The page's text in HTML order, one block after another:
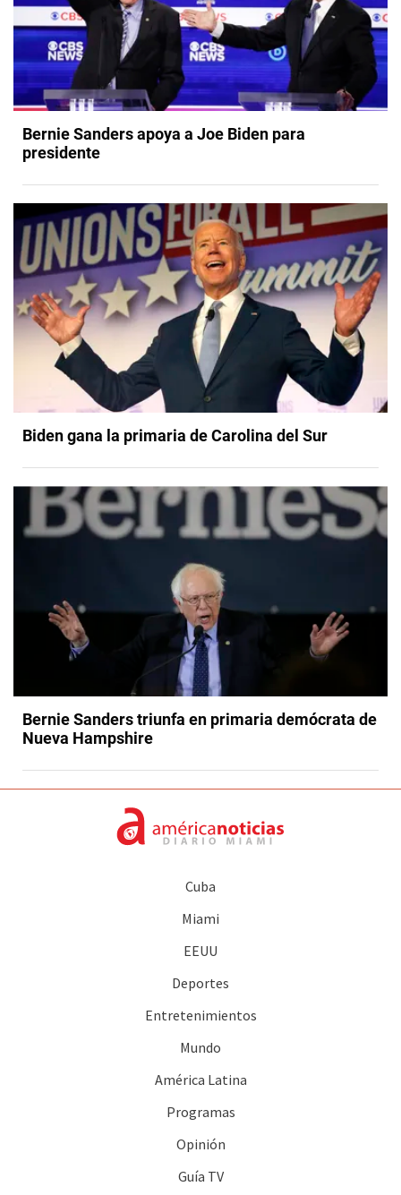
Bernie Sanders apoya a Joe Biden para
presidente
Biden gana la primaria de Carolina del Sur
Bernie Sanders triunfa en primaria demócrata de
Nueva Hampshire
Cuba
Miami
EEUU
Deportes
Entretenimientos
Mundo
América Latina
Programas
Opinión
Guía TV